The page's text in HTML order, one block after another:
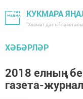
КУКМАРА
"Хезмәт даны"
ХӘБӘРЛӘР
2018 елның
газета-